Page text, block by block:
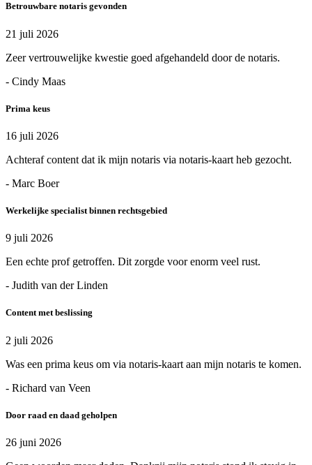
Betrouwbare notaris gevonden
21 juli 2026
Zeer vertrouwelijke kwestie goed afgehandeld door de notaris.
- Cindy Maas
Prima keus
16 juli 2026
Achteraf content dat ik mijn notaris via notaris-kaart heb gezocht.
- Marc Boer
Werkelijke specialist binnen rechtsgebied
9 juli 2026
Een echte prof getroffen. Dit zorgde voor enorm veel rust.
- Judith van der Linden
Content met beslissing
2 juli 2026
Was een prima keus om via notaris-kaart aan mijn notaris te komen.
- Richard van Veen
Door raad en daad geholpen
26 juni 2026